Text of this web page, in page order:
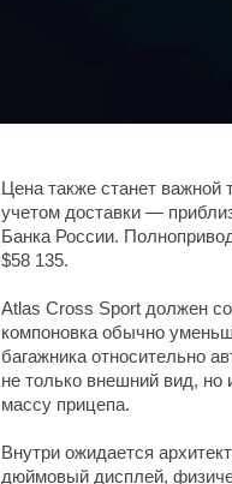
Цена также станет важной
учетом доставки —
Банка России.
$58 135.
Atlas Cross Sport должен
компоновка обычно
багажника относительно
не только внешний вид, но
массу прицепа.
Внутри ожидается
дюймовый дисплей,